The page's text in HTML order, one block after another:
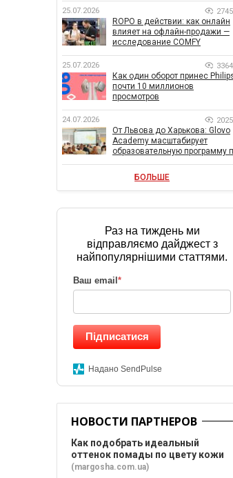
25.07.2026 2745
ROPO в действии: как онлайн
влияет на офлайн-продажи —
исследование COMFY
25.07.2026 3364
Как один оборот принес
почти 10 миллионов
просмотров
24.07.2026 2025
От Львова до Харькова: Glovo
Academy масштабирует
образовательную программу
бизнеса
БОЛЬШЕ
Раз на тиждень ми
відправляємо дайджест з
найпопулярнішими статтями.
Ваш email *
Підписатися
Надано SendPulse
НОВОСТИ ПАРТНЕРОВ
Как подобрать идеальный
оттенок помады по цвету кожи
(margosha.com.ua)